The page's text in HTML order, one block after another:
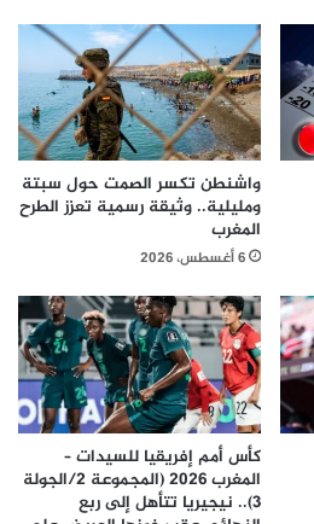
واشنطن تكسر الصمت حول سبتة
ومليلية.. وثيقة رسمية تعزز الطرح
المغرب
6 أغسطس، 2026
كأس أمم إفريقيا للسيدات –
المغرب 2026 (المجموعة 2/الجولة
3).. نيجيريا تتأهل إلى ربع